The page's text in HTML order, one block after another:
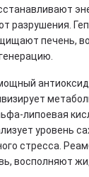
разрушения.
печень,
липоевая
уровень
стресса.
восполняют